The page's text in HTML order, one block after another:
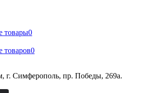
товары0
товаров0
г. Симферополь, пр. Победы, 269а.